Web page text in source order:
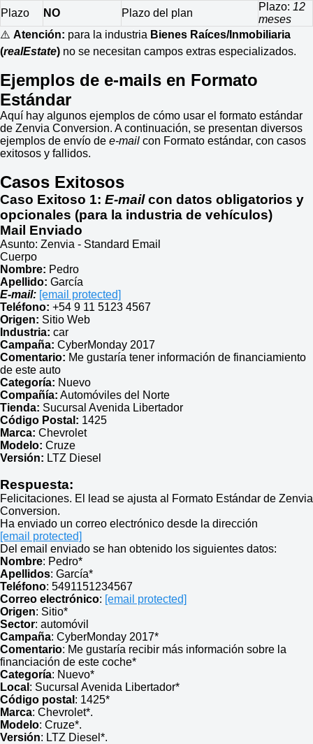
Plazo
NO Plazo del plan
Plazo: 12
meses
⚠️ Atención: para la industria Bienes Raíces/Inmobiliaria
(realEstate) no se necesitan campos extras especializados.
Ejemplos de e-mails en Formato
Estándar
Aquí hay algunos ejemplos de cómo usar el formato estándar
de Zenvia Conversion. A continuación, se presentan diversos
ejemplos de envío de e-mail con Formato estándar, con casos
exitosos y fallidos.
Casos Exitosos
Caso Exitoso 1: E-mailcon datos obligatorios y
opcionales (para la industria de vehículos)
Mail Enviado
Asunto: Zenvia - Standard Email
Cuerpo
Nombre: Pedro
Apellido: García
E-mail: [email protected]
Teléfono: +54 9 11 5123 4567
Origen: Sitio Web
Industria: car
Campaña: CyberMonday 2017
Comentario: Me gustaría tener información de financiamiento
de este auto
Categoría: Nuevo
Compañía: Automóviles del Norte
Tienda: Sucursal Avenida Libertador
Código Postal: 1425
Marca: Chevrolet
Modelo: Cruze
Versión: LTZ Diesel
Respuesta:
Felicitaciones. El lead se ajusta al Formato Estándar de Zenvia
Conversion.
Ha enviado un correo electrónico desde la dirección
[email protected]
Del email enviado se han obtenido los siguientes datos:
Nombre: Pedro*
Apellidos: García*
Teléfono: 5491151234567
Correo electrónico: [email protected]
Origen: Sitio*
Sector: automóvil
Campaña: CyberMonday 2017*
Comentario: Me gustaría recibir más información sobre la
financiación de este coche*
Categoría: Nuevo*
Local : Sucursal Avenida Libertador*
Código postal : 1425*
Marca: Chevrolet*.
Modelo: Cruze*.
Versión: LTZ Diesel*.